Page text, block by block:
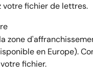
votre fichier de lettres.
zone
en Europe).
fichier.